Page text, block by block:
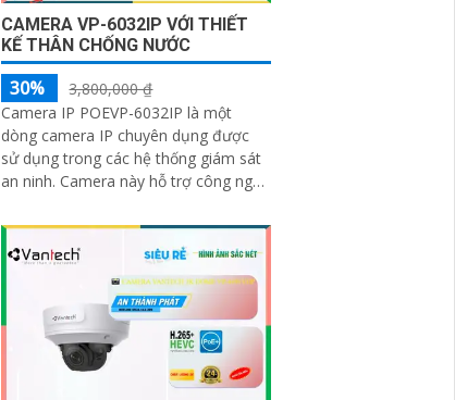
CAMERA VP-6032IP VỚI THIẾT
KẾ THÂN CHỐNG NƯỚC
30%
3,800,000 ₫
Camera IP POEVP-6032IP là một
dòng camera IP chuyên dụng được
sử dụng trong các hệ thống giám sát
an ninh. Camera này hỗ trợ công nghệ
truyền...